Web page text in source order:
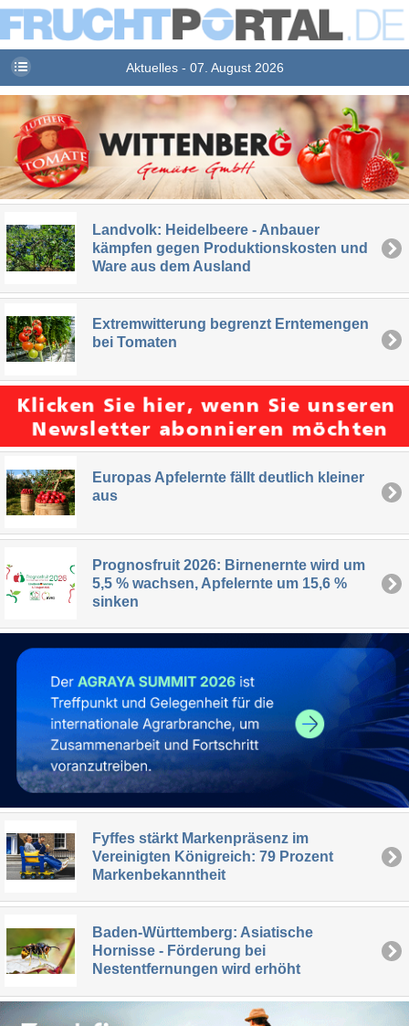
Aktuelles - 07. August 2026
Landvolk: Heidelbeere - Anbauer
kämpfen gegen Produktionskosten und
Ware aus dem Ausland
Extremwitterung begrenzt Erntemengen
bei Tomaten
Europas Apfelernte fällt deutlich kleiner
aus
Prognosfruit 2026: Birnenernte wird um
5,5 % wachsen, Apfelernte um 15,6 %
sinken
Fyffes stärkt Markenpräsenz im
Vereinigten Königreich: 79 Prozent
Markenbekanntheit
Baden-Württemberg: Asiatische
Hornisse - Förderung bei
Nestentfernungen wird erhöht